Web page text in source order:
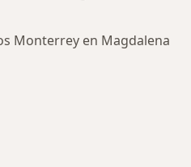
Monterrey en Magdalena